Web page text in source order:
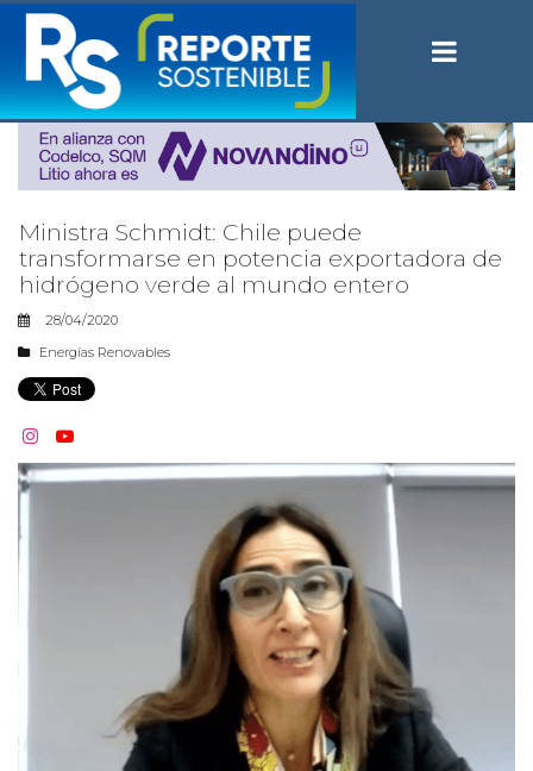
Ministra Schmidt: Chile puede
transformarse en potencia exportadora de
hidrógeno verde al mundo entero
28/04/2020
Energías Renovables
 